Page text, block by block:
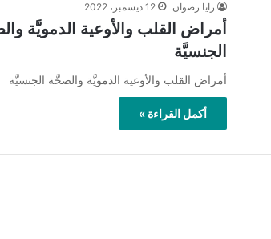
رايا رضوان 12 ديسمبر، 2022
أمراض القلب والأوعية الدمويَّة
الجنسيَّة
أمراض القلب والأوعية الدمويَّة والصحَّة الجنسيَّة
أكمل القراءة »